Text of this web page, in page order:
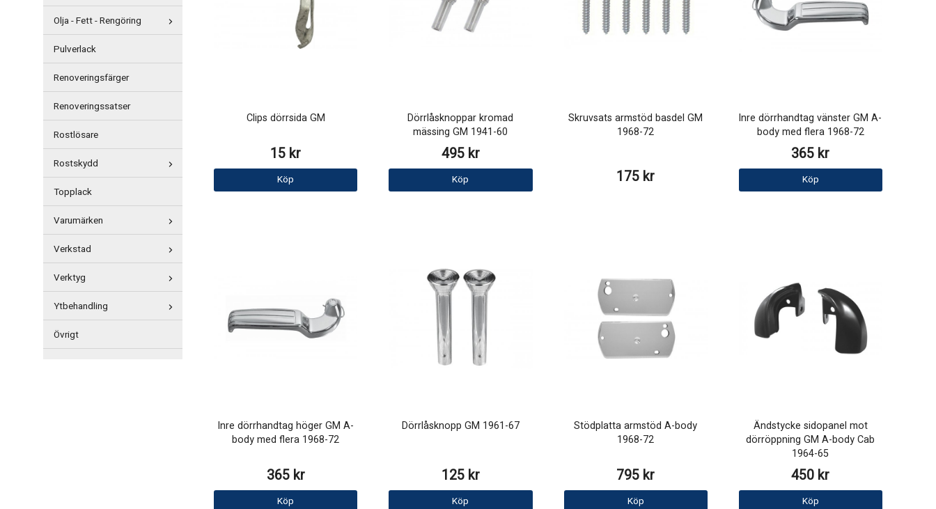
Olja - Fett - Rengöring
Pulverlack
Renoveringsfärger
Renoveringssatser
Rostlösare
Rostskydd
Topplack
Varumärken
Verkstad
Verktyg
Ytbehandling
Övrigt
Clips dörrsida GM
15 kr
Köp
Dörrlåsknoppar kromad
mässing GM 1941-60
495 kr
Köp
Skruvsats armstöd basdel GM
1968-72
175 kr
Inre dörrhandtag vänster GM A-
body med flera 1968-72
365 kr
Köp
Inre dörrhandtag höger GM A-
body med flera 1968-72
365 kr
Köp
Dörrlåsknopp GM 1961-67
125 kr
Köp
Stödplatta armstöd A-body
1968-72
795 kr
Köp
Ändstycke sidopanel mot
dörröppning GM A-body Cab
1964-65
450 kr
Köp